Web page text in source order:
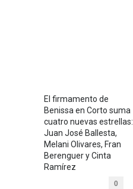
El firmamento de
Benissa en Corto suma
cuatro nuevas estrellas:
Juan José Ballesta,
Melani Olivares, Fran
Berenguer y Cinta
Ramírez
0